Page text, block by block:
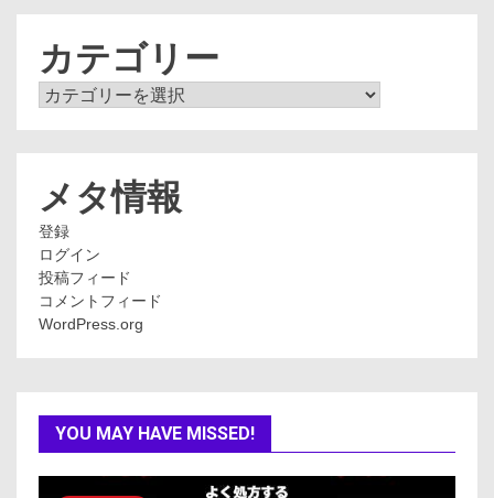
カテゴリー
カ
メタ情報
登録
ログイン
投稿フィード
コメントフィード
WordPress.org
YOU MAY HAVE MISSED!